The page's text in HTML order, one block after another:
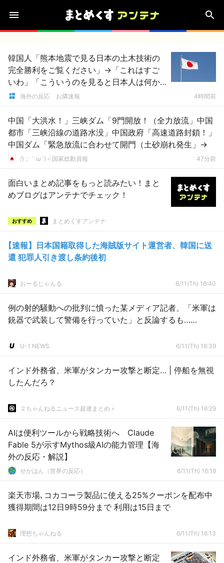
韓国人「熊本地震で見る日本の土木技術の
完全勝利をご覧ください」→「これはすご
いわ」「こういうのを見ると日本人は何か
適当に作る感じがしない・・・」「あれが
海外の反応 お隣速報 4時間前
中国「大洪水！」三峡ダム「9門開放！（全力放流」中国
都市「三峡沿線の道路水没」中国政府「高速道路封鎖！」
中国ダム「緊急放流に合わせて開門（土砂崩れ発生」→
/)；｀ω´)＜国家総動員報 47分前
面白いまとめ記事をもっと読みたい！まと
めブログはアンテナでチェック！
おすすめ まとめくすアンテナ
【速報】日本国籍取得した海賊版サイト運営者、韓国に送
還 犯罪人引き渡し条約後初
おーるじゃんる 6/11(Th) 16:40
例の射的騒動への批判に憤った某メディア記者、「米軍は
銃器で武装して警備を行っていた」と反論するも……
U-1 NEWS 6/11(Th) 16:39
インド外務省、米軍がタンカー攻撃と断定… | 停船を無視
したんだろ？
２ちゃんねるニュース超速まとめ＋ 6/11(Th) 16:29
AIは便利ツールから戦略技術へ Claude
Fable 5が示すMythos級AIの能力管理【海
外の反応・解説】
せかはん（世界の反応） 6/11(Th) 16:19
楽天市場､コカコーラ製品に使える25%クーポンを配布中
獲得期間は12日9時59分まで 利用は15日まで
理想ちゃんねる 6/11(Th) 16:13
インド外務省、米軍がタンカー攻撃と断定